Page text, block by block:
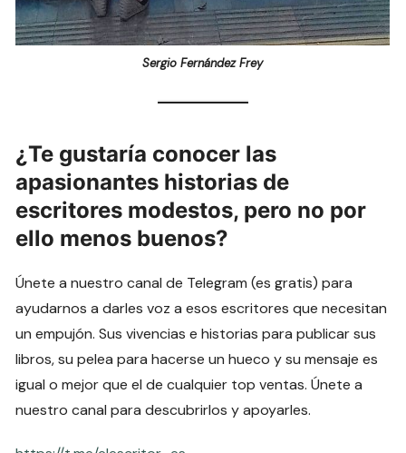
Sergio Fernández Frey
¿Te gustaría conocer las
apasionantes historias de
escritores modestos, pero no por
ello menos buenos?
Únete a nuestro canal de Telegram (es gratis) para
ayudarnos a darles voz a esos escritores que necesitan
un empujón. Sus vivencias e historias para publicar sus
libros, su pelea para hacerse un hueco y su mensaje es
igual o mejor que el de cualquier top ventas. Únete a
nuestro canal para descubrirlos y apoyarles.